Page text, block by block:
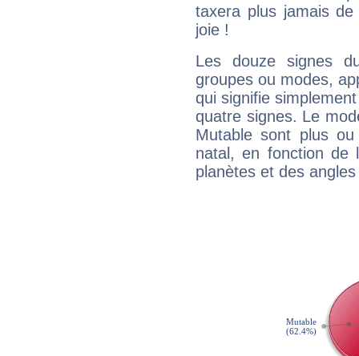
taxera plus jamais
joie !
Les douze signes
groupes ou modes,
qui signifie
quatre signes. Le
Mutable sont plus
natal, en fonction de
planètes et des